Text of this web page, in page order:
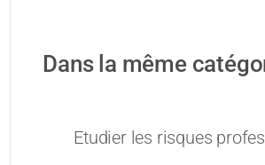
Dans la même
Etudier les risques